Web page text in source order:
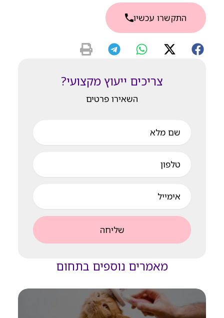
התקשרו עכשיו
צריכים ייעוץ מקצועי?
השאירו פרטים
מלא
שליחה
מאמרים נוספים בתחום